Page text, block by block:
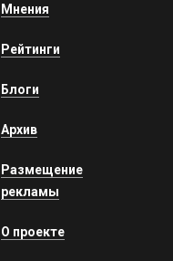
Мнения
Рейтинги
Блоги
Архив
Размещение
рекламы
О проекте